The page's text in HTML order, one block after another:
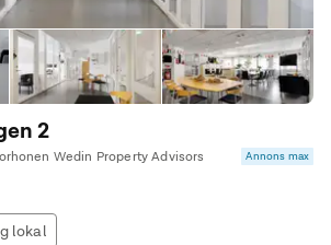
2
Wedin Property Advisors Annons max
lokal